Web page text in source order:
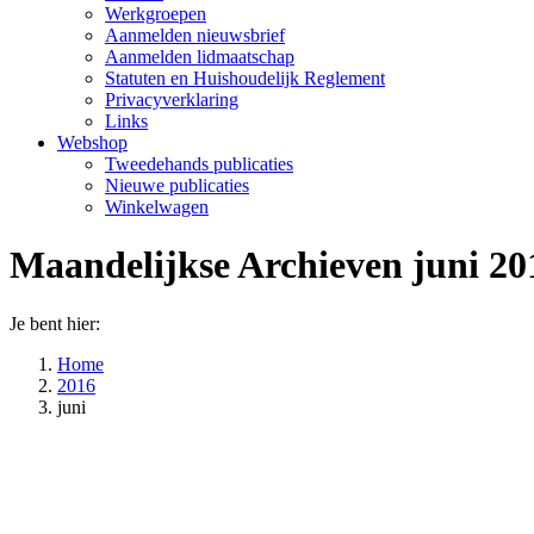
Werkgroepen
Aanmelden nieuwsbrief
Aanmelden lidmaatschap
Statuten en Huishoudelijk Reglement
Privacyverklaring
Links
Webshop
Tweedehands publicaties
Nieuwe publicaties
Winkelwagen
Maandelijkse Archieven juni
Je bent hier:
Home
2016
juni